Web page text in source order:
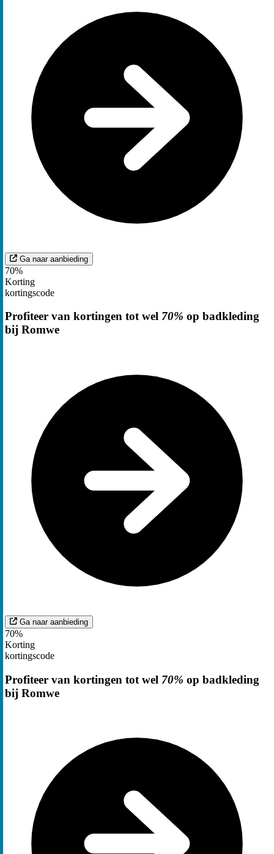
Ga naar aanbieding
70%
Korting
kortingscode
Profiteer van kortingen tot wel 70% op badkleding
bij Romwe
Ga naar aanbieding
70%
Korting
kortingscode
Profiteer van kortingen tot wel 70% op badkleding
bij Romwe